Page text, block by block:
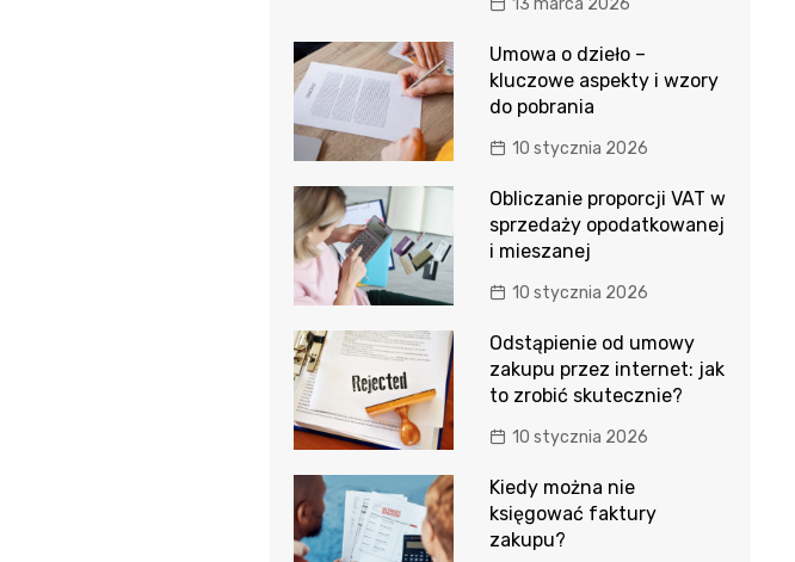
Umowa o dzieło –
kluczowe aspekty i wzory
do pobrania
10 stycznia 2026
Obliczanie proporcji VAT w
sprzedaży opodatkowanej
i mieszanej
10 stycznia 2026
Odstąpienie od umowy
zakupu przez internet: jak
to zrobić skutecznie?
10 stycznia 2026
Kiedy można nie
księgować faktury
zakupu?